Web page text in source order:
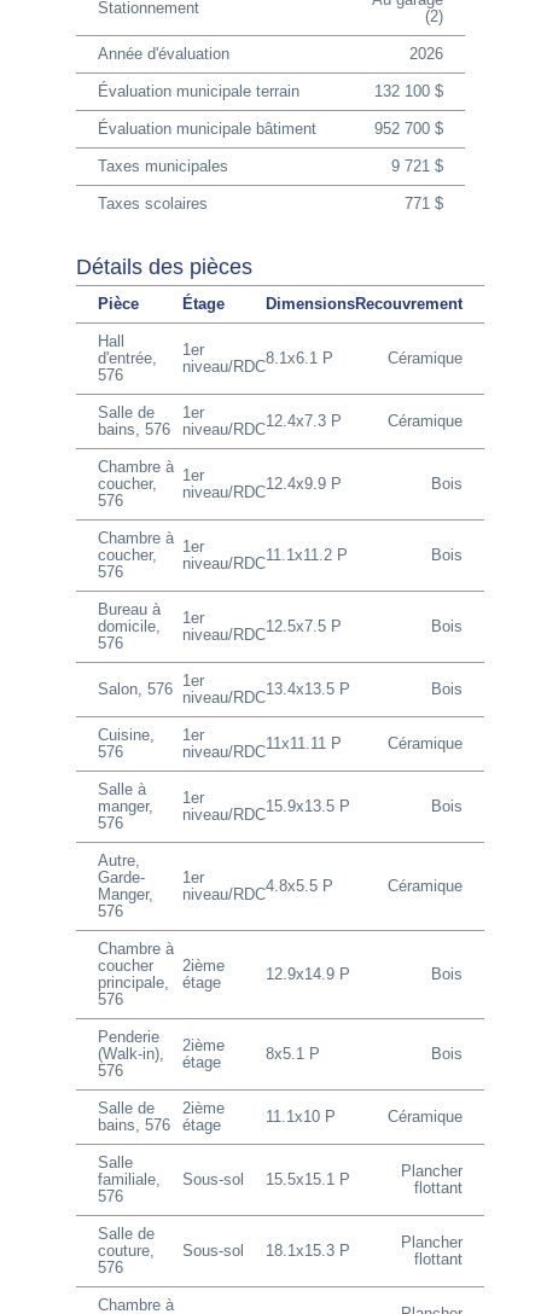
Stationnement
(2)
Année d'évaluation 2026
Évaluation municipale terrain 132 100 $
Évaluation municipale bâtiment 952 700 $
Taxes municipales 9 721 $
Taxes scolaires 771 $
Détails des pièces
Pièce Étage DimensionsRecouvrement
Hall
d'entrée,
576
1er
niveau/RDC8.1x6.1 P Céramique
Salle de
bains, 576
1er
niveau/RDC12.4x7.3 P Céramique
Chambre à
coucher,
576
1er
niveau/RDC12.4x9.9 P Bois
Chambre à
coucher,
576
1er
niveau/RDC11.1x11.2 P Bois
Bureau à
domicile,
576
1er
niveau/RDC12.5x7.5 P Bois
Salon, 576
1er
niveau/RDC13.4x13.5 P Bois
Cuisine,
576
1er
niveau/RDC11x11.11 P Céramique
Salle à
manger,
576
1er
niveau/RDC15.9x13.5 P Bois
Autre,
Garde-
Manger,
576
1er
niveau/RDC4.8x5.5 P Céramique
Chambre à
coucher
principale,
576
2ième
étage
12.9x14.9 P Bois
Penderie
(Walk-in),
576
2ième
étage
8x5.1 P Bois
Salle de
bains, 576
2ième
étage
11.1x10 P Céramique
Salle
familiale,
576
Sous-sol 15.5x15.1 P
Plancher
flottant
Salle de
couture,
576
Sous-sol 18.1x15.3 P
Plancher
flottant
Chambre à